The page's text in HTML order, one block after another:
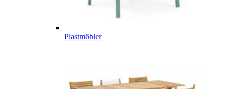
Plastmöbler